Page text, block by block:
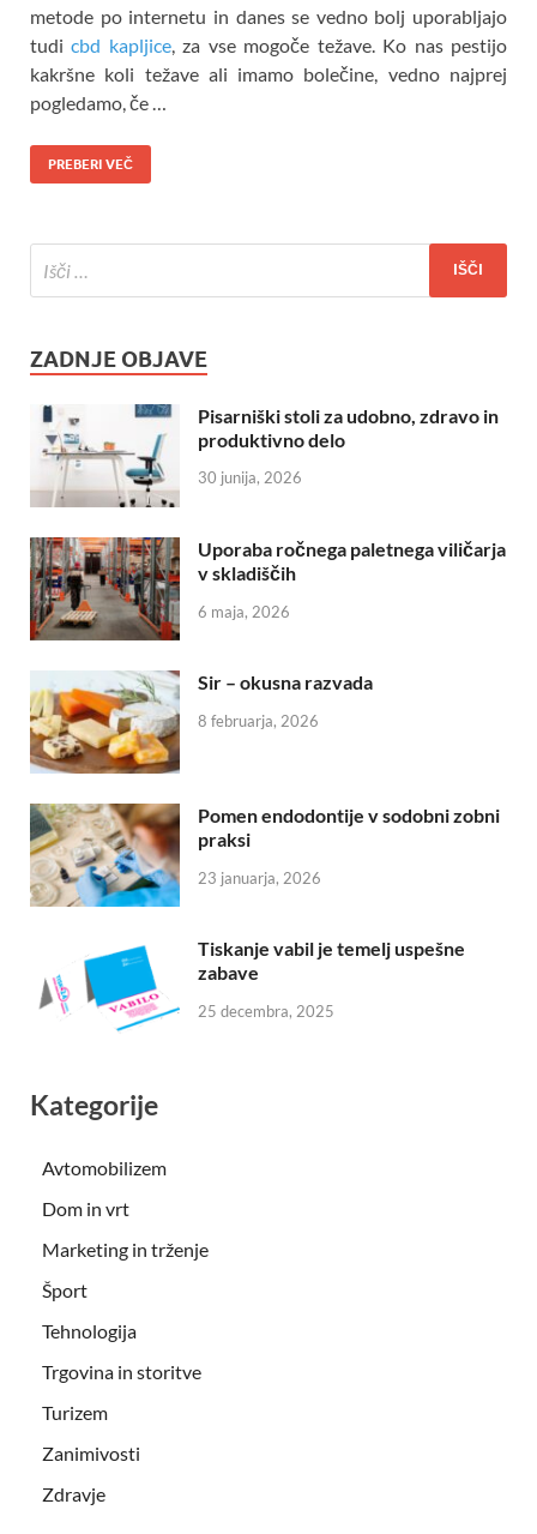
metode po internetu in danes se vedno bolj uporabljajo
tudicbd kapljice, za vse mogoče težave. Ko nas pestijo
kakršne koli težave ali imamo bolečine, vedno najprej
pogledamo, če …
PREBERI VEČ
ZADNJE OBJAVE
Pisarniški stoli za udobno, zdravo in
produktivno delo
30 junija, 2026
Uporaba ročnega paletnega viličarja
v skladiščih
6 maja, 2026
Sir – okusna razvada
8 februarja, 2026
Pomen endodontije v sodobni zobni
praksi
23 januarja, 2026
Tiskanje vabil je temelj uspešne
zabave
25 decembra, 2025
Kategorije
Avtomobilizem
Dom in vrt
Marketing in trženje
Šport
Tehnologija
Trgovina in storitve
Turizem
Zanimivosti
Zdravje